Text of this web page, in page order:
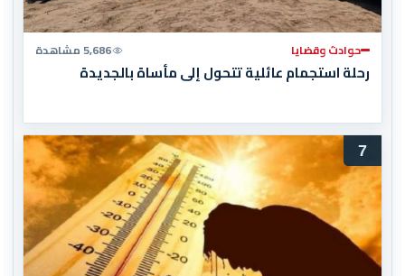
حوادث وقضايا 5,686 مشاهدة
رحلة استجمام عائلية تتحول إلى مأساة بالجديدة
7